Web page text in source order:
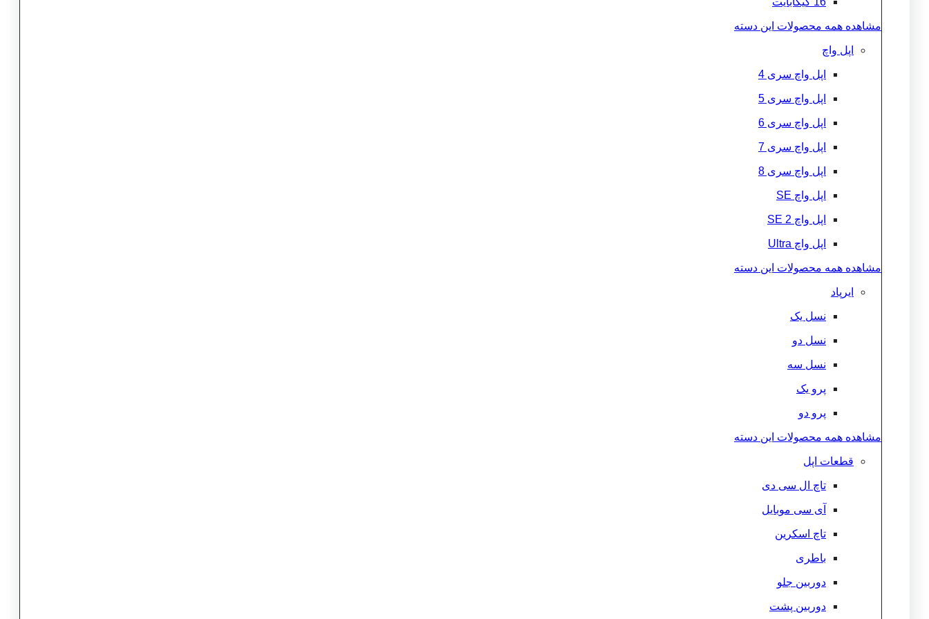
مشاهده همه محصولات این دسته
اپل واچ
اپل واچ سری 4
اپل واچ سری 5
اپل واچ سری 6
اپل واچ سری 7
اپل واچ سری 8
اپل واچ SE
اپل واچ 2 SE
اپل واچ Ultra
مشاهده همه محصولات این دسته
ایرپاد
نسل یک
نسل دو
نسل سه
پرو یک
پرو دو
مشاهده همه محصولات این دسته
قطعات اپل
تاچ ال سی دی
آی سی موبایل
تاچ اسکرین
باطری
دوربین جلو
دوربین پشت